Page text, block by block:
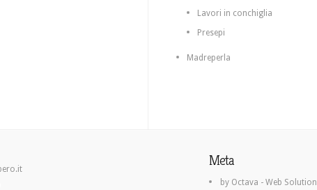
Lavori in conchiglia
Presepi
Madreperla
Meta
by Octava - Web Solution